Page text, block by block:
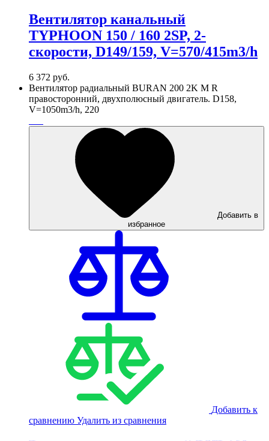
Вентилятор канальный
TYPHOON 150 / 160 2SP, 2-
скорости, D149/159, V=570/415m3/h
6 372 руб.
Вентилятор радиальный BURAN 200 2K M R
правосторонний, двухполюсный двигатель. D158,
V=1050m3/h, 220
Добавить в
избранное
Добавить к
сравнению Удалить из сравнения